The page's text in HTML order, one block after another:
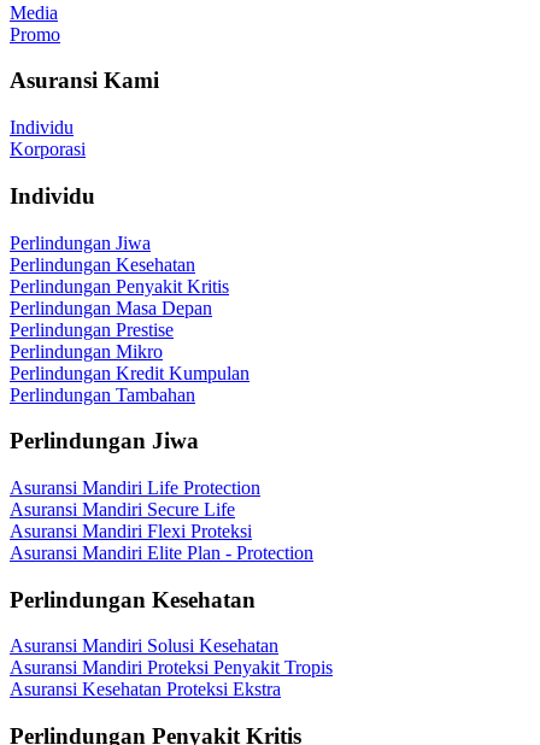
Media
Promo
Asuransi Kami
Individu
Korporasi
Individu
Perlindungan Jiwa
Perlindungan Kesehatan
Perlindungan Penyakit Kritis
Perlindungan Masa Depan
Perlindungan Prestise
Perlindungan Mikro
Perlindungan Kredit Kumpulan
Perlindungan Tambahan
Perlindungan Jiwa
Asuransi Mandiri Life Protection
Asuransi Mandiri Secure Life
Asuransi Mandiri Flexi Proteksi
Asuransi Mandiri Elite Plan - Protection
Perlindungan Kesehatan
Asuransi Mandiri Solusi Kesehatan
Asuransi Mandiri Proteksi Penyakit Tropis
Asuransi Kesehatan Proteksi Ekstra
Perlindungan Penyakit Kritis